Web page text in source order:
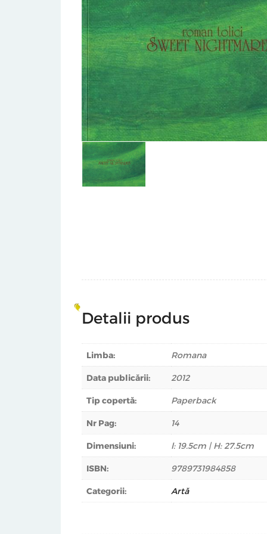
Detalii produs
Limba: Romana
Data publicării: 2012
Tip copertă: Paperback
Nr Pag: 14
Dimensiuni: l: 19.5cm | H: 27.5cm
ISBN: 9789731984858
Categorii: Artă